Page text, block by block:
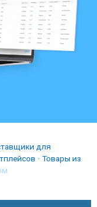
для
• Товары из